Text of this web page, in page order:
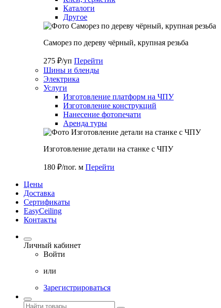
Каталоги
Другое
Саморез по дереву чёрный, крупная резьба
275 ₽/уп Перейти
Шины и бленды
Электрика
Услуги
Изготовление платформ на ЧПУ
Изготовление конструкций
Нанесение фотопечати
Аренда туры
Изготовление детали на станке с ЧПУ
180 ₽/пог. м Перейти
Цены
Доставка
Cертификаты
EasyCeiling
Контакты
Личный кабинет
Войти
или
Зарегистрироваться